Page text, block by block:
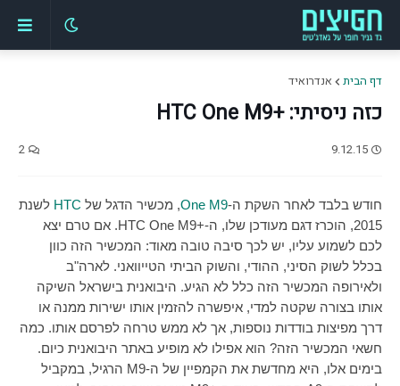
דף הבית אנדרואיד
כזה ניסיתי: +HTC One M9
9.12.15
2
חודש בלבד לאחר השקת ה-One M9, מכשיר הדגל של HTC לשנת
2015, הוכרז דגם מעודכן שלו, ה-+
HTC One M9. אם טרם יצא
לכם לשמוע עליו, יש לכך סיבה טובה מאוד: המכשיר הזה כוון
בכלל לשוק הסיני, ההודי, והשוק הביתי הטייוואני. לארה"ב
ולאירופה המכשיר הזה כלל לא הגיע. היבואנית בישראל השיקה
אותו בצורה שקטה למדי, איפשרה להזמין אותו ישירות ממנה או
דרך מפיצות בודדות נוספות, אך לא ממש טרחה לפרסם אותו. כמה
חשאי המכשיר הזה? הוא אפילו לא מופיע באתר היבואנית כיום.
בימים אלו, היא מחדשת את הקמפיין של ה-M9 הרגיל, במקביל